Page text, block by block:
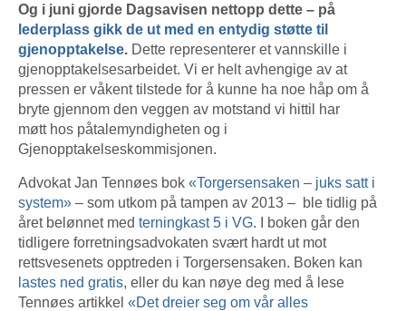
Og i juni gjorde Dagsavisen nettopp dette – på
lederplass gikk de ut med en entydig støtte til
gjenopptakelse. Dette representerer et vannskille i
gjenopptakelsesarbeidet. Vi er helt avhengige av at
pressen er våkent tilstede for å kunne ha noe håp om å
bryte gjennom den veggen av motstand vi hittil har
møtt hos påtalemyndigheten og i
Gjenopptakelseskommisjonen.
Advokat Jan Tennøes bok «Torgersensaken – juks satt i
system» – som utkom på tampen av 2013 – ble tidlig på
året belønnet med terningkast 5 i VG. I boken går den
tidligere forretningsadvokaten svært hardt ut mot
rettsvesenets opptreden i Torgersensaken. Boken kan
lastes ned gratis, eller du kan nøye deg med å lese
Tennøes artikkel «Det dreier seg om vår alles